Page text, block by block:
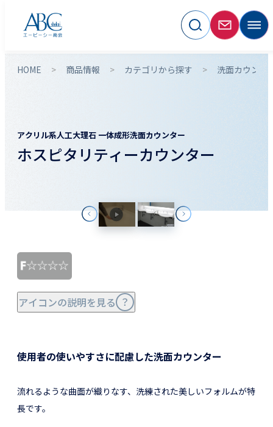
HOME 商品情報 カテゴリから探す 洗面カウンタ
アクリル系人工大理石 一体成形洗面カウンター
ホスピタリティーカウンター
アイコンの説明を見る
使用者の使いやすさに配慮した洗面カウンター
流れるような曲面が織りなす、洗練された美しいフォルムが特
長です。